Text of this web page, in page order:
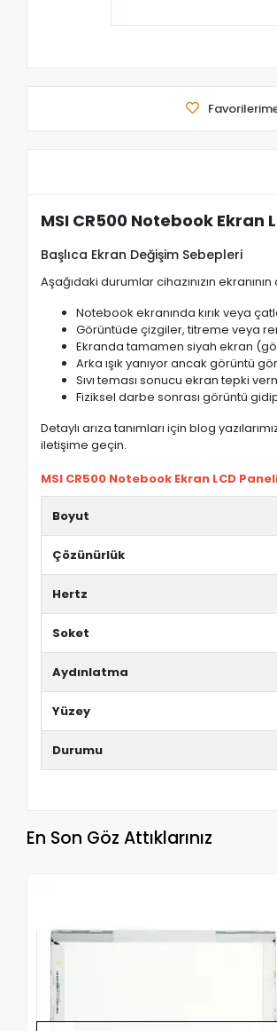
MSI CR500 Notebook Ekran
Başlıca Ekran Değişim Sebepleri
Aşağıdaki durumlar cihazınızın
Notebook ekranında kırık veya
Görüntüde çizgiler, titreme veya
Ekranda tamamen siyah ekran
Arka ışık yanıyor ancak görüntü
Sıvı teması sonucu ekran tepki
Fiziksel darbe sonrası görüntü
Detaylı arıza tanımları için blog
iletişime geçin.
MSI CR500 Notebook Ekran LCD
Boyut
Çözünürlük
Hertz
Soket
Aydınlatma
Yüzey
Durumu
En Son Göz Attıklarınız